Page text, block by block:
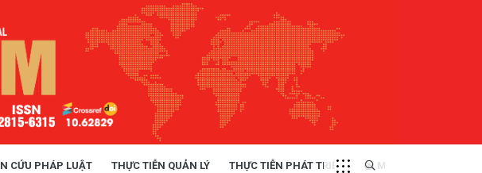
CỨU PHÁP LUẬT THỰC TIỄN QUẢN LÝ THỰC TIỄN PHÁT TRIỂN MULTIMEDIA